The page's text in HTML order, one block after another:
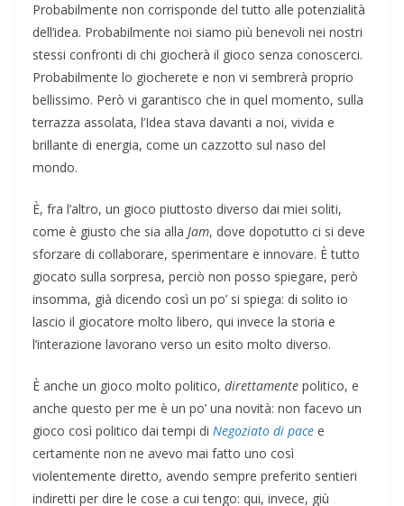
Probabilmente non corrisponde del tutto alle potenzialità
dell’idea. Probabilmente noi siamo più benevoli nei nostri
stessi confronti di chi giocherà il gioco senza conoscerci.
Probabilmente lo giocherete e non vi sembrerà proprio
bellissimo. Però vi garantisco che in quel momento, sulla
terrazza assolata, l’Idea stava davanti a noi, vivida e
brillante di energia, come un cazzotto sul naso del
mondo.
È, fra l’altro, un gioco piuttosto diverso dai miei soliti,
come è giusto che sia alla Jam, dove dopotutto ci si deve
sforzare di collaborare, sperimentare e innovare. È tutto
giocato sulla sorpresa, perciò non posso spiegare, però
insomma, già dicendo così un po’ si spiega: di solito io
lascio il giocatore molto libero, qui invece la storia e
l’interazione lavorano verso un esito molto diverso.
È anche un gioco molto politico, direttamente politico, e
anche questo per me è un po’ una novità: non facevo un
gioco così politico dai tempi di Negoziato di pace e
certamente non ne avevo mai fatto uno così
violentemente diretto, avendo sempre preferito sentieri
indiretti per dire le cose a cui tengo: qui, invece, giù